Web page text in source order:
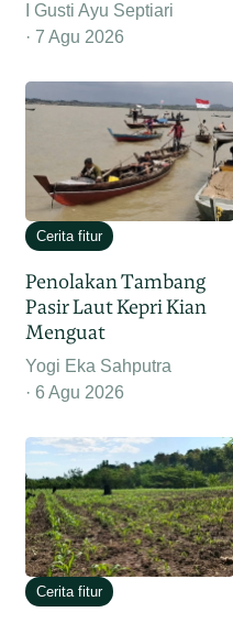
I Gusti Ayu Septiari
7 Agu 2026
Cerita fitur
Penolakan Tambang
Pasir Laut Kepri Kian
Menguat
Yogi Eka Sahputra
6 Agu 2026
Cerita fitur